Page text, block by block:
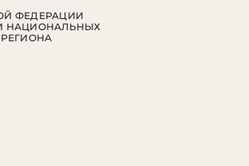
ФЕДЕРАЦИИ
НАЦИОНАЛЬНЫХ